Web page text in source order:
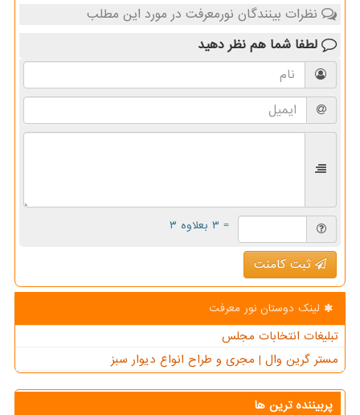
نظرات بینندگان نورمعرفت در مورد این مطلب
لطفا شما هم نظر دهید
= ۳ بعلاوه ۳
ثبت کامنت
لینک دوستان نور معرفت
تبلیغات انتخابات مجلس
مستر گرین وال | مجری و طراح انواع دیوار سبز
پربیننده ترین ها